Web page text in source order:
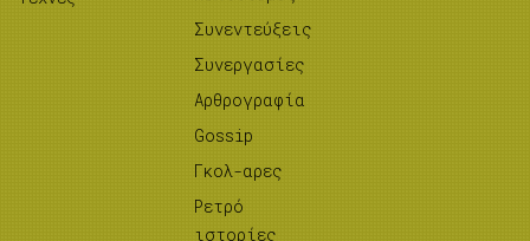
Συνεντεύξεις
Συνεργασίες
Αρθρογραφία
Gossip
Γκολ-αρες
Ρετρό
ιστορίες